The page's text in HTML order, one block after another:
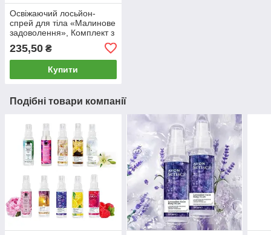
Освіжаючий лосьйон-
спрей для тіла «Малинове
задоволення», Комплект з
235,50 ₴
Купити
Подібні товари компанії